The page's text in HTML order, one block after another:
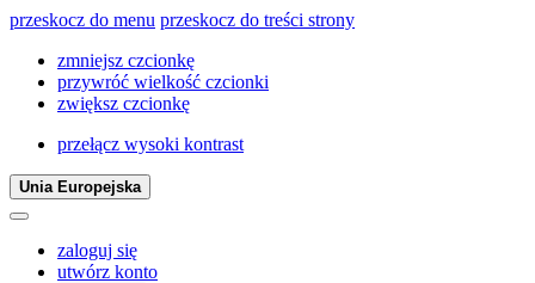
przeskocz do menu przeskocz do treści strony
zmniejsz czcionkę
przywróć wielkość czcionki
zwiększ czcionkę
przełącz wysoki kontrast
Unia Europejska
zaloguj się
utwórz konto